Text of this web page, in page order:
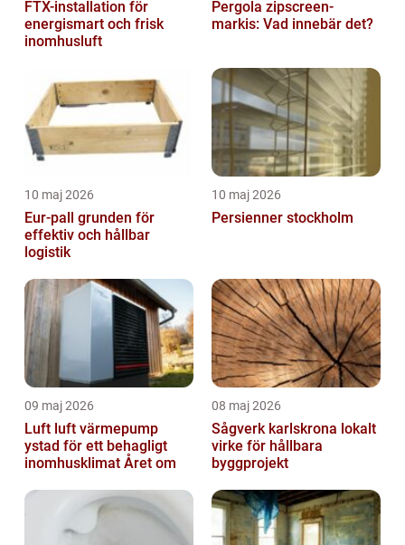
FTX-installation för
energismart och frisk
inomhusluft
Pergola zipscreen-
markis: Vad innebär det?
10 maj 2026
Eur-pall grunden för
effektiv och hållbar
logistik
10 maj 2026
Persienner stockholm
09 maj 2026
Luft luft värmepump
ystad för ett behagligt
inomhusklimat Året om
08 maj 2026
Sågverk karlskrona lokalt
virke för hållbara
byggprojekt